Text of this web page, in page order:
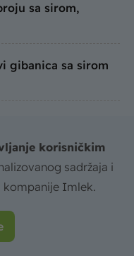
sa sirom,
gibanica sa sirom
fil za torte
za ukusne
korisničkim
sadržaja i
kompanije Imlek.